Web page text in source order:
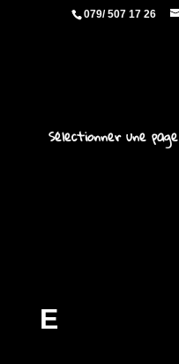
079/ 507 17 26
Sélectionner une page
E